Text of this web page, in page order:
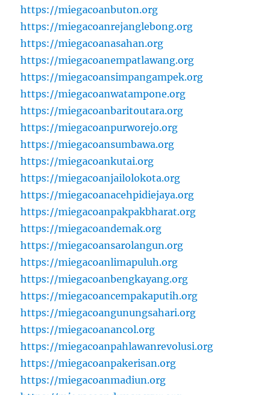
https://miegacoanbuton.org
https://miegacoanrejanglebong.org
https://miegacoanasahan.org
https://miegacoanempatlawang.org
https://miegacoansimpangampek.org
https://miegacoanwatampone.org
https://miegacoanbaritoutara.org
https://miegacoanpurworejo.org
https://miegacoansumbawa.org
https://miegacoankutai.org
https://miegacoanjailolokota.org
https://miegacoanacehpidiejaya.org
https://miegacoanpakpakbharat.org
https://miegacoandemak.org
https://miegacoansarolangun.org
https://miegacoanlimapuluh.org
https://miegacoanbengkayang.org
https://miegacoancempakaputih.org
https://miegacoangunungsahari.org
https://miegacoanancol.org
https://miegacoanpahlawanrevolusi.org
https://miegacoanpakerisan.org
https://miegacoanmadiun.org